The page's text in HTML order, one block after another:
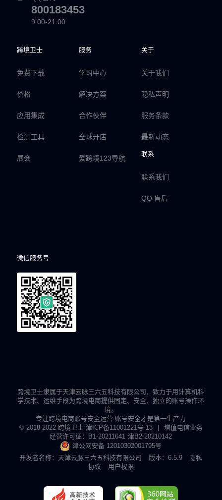
800183453
9:00-21:00
跨境卫士
免费下载
价格
应用集成
检测工具
展会
服务
学习中心
解决方案
合作伙伴
全球开店
爱跨境123导航
关于
关于我们
隐私声明
服务条款
最新动态
联系
联系我们
QQ 售后
微信服务号
跨境卫士隶属于天津云脉三六五科技有限公司，致力于用计算机科
学技术、运维手段为跨境电商提供固定、安全、独立的账号操作环
境。
专注跨境电商账号安全运营 账号安全才是第一生产力
© 2018-2022 跨境卫士 津ICP备11001221号-13 |
增值电信业务
经营许可证：B1-20211641 津B2-20210142
津公网安备 12010302001795号
开发者名称：天津云脉三六五科技有限公司
版本：6.5.9
隐私
协议
用户权限